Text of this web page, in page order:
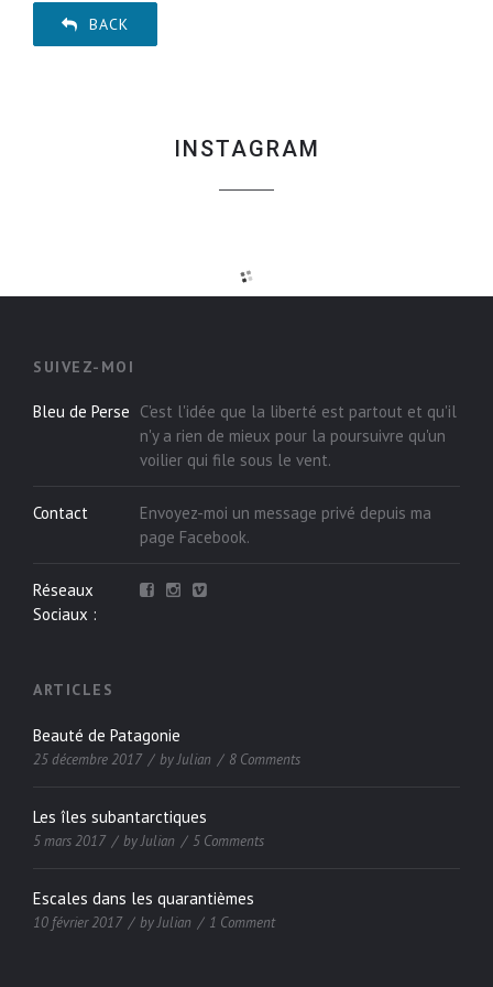
BACK
INSTAGRAM
SUIVEZ-MOI
Bleu de Perse C'est l'idée que la liberté est partout et qu'il
n'y a rien de mieux pour la poursuivre qu'un
voilier qui file sous le vent.
Contact
Envoyez-moi un message privé depuis ma
page Facebook.
Réseaux
Sociaux :
ARTICLES
Beauté de Patagonie
25 décembre 2017 byJulian 8 Comments
Les îles subantarctiques
5 mars 2017 byJulian 5 Comments
Escales dans les quarantièmes
10 février 2017 byJulian 1 Comment